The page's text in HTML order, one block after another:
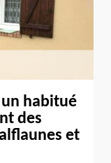
habitué
des
et